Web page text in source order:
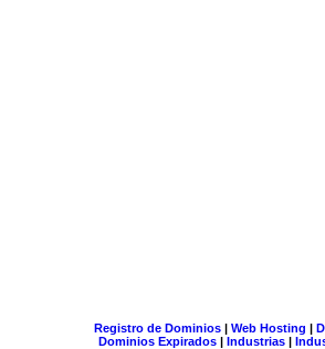
Registro de Dominios| Web Hosting |
Dominios Expirados | Industrias |